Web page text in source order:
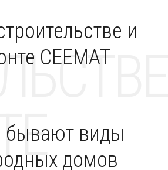
и
CEEMAT
бывают виды
домов